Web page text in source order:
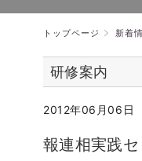
トップページ 新着
研修案内
2012年06月06日
報連相実践セ